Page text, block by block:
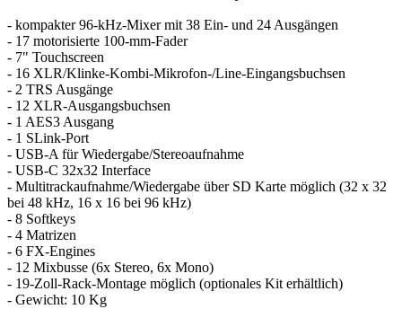
- kompakter 96-kHz-Mixer mit 38 Ein- und 24 Ausgängen
- 17 motorisierte 100-mm-Fader
- 7" Touchscreen
- 16 XLR/Klinke-Kombi-Mikrofon-/Line-Eingangsbuchsen
- 2 TRS Ausgänge
- 12 XLR-Ausgangsbuchsen
- 1 AES3 Ausgang
- 1 SLink-Port
- USB-A für Wiedergabe/Stereoaufnahme
- USB-C 32x32 Interface
- Multitrackaufnahme/Wiedergabe über SD Karte möglich (32 x 32
bei 48 kHz, 16 x 16 bei 96 kHz)
- 8 Softkeys
- 4 Matrizen
- 6 FX-Engines
- 12 Mixbusse (6x Stereo, 6x Mono)
- 19-Zoll-Rack-Montage möglich (optionales Kit erhältlich)
- Gewicht: 10 Kg